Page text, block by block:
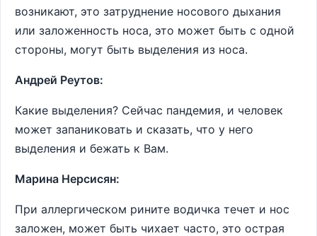
возникают, это затруднение носового дыхания
или заложенность носа, это может быть с одной
стороны, могут быть выделения из носа.
Андрей Реутов:
Какие выделения? Сейчас пандемия, и человек
может запаниковать и сказать, что у него
выделения и бежать к Вам.
Марина Нерсисян:
При аллергическом рините водичка течет и нос
заложен, может быть чихает часто, это острая